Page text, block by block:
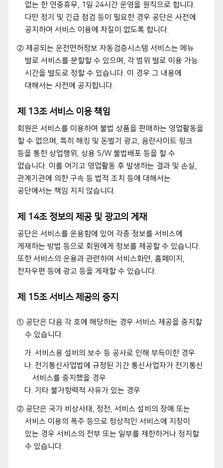
없는 한 연중휴무, 1일 24시간 운영을 원칙으로 합니다.
다만 정기 및 긴급 점검 등이 필요한 경우 공단은 사전에
공지하여 서비스 이용에 차질이 없도록 합니다.
② 제공되는 운전면허정보 자동검증시스템 서비스는 메뉴
별로 서비스를 분할할 수 있으며, 각 범위 별로 이용 가능
시간을 별도로 정할 수 있습니다. 이 경우 그 내용에
대해서는 사전에 공지합니다.
제 13조 서비스 이용 책임
회원은 서비스를 이용하여 불법 상품을 판매하는 영업활동을
할 수 없으며, 특히 해킹 및 돈벌기 광고, 음란사이트 링크
등을 통한 상업행위, 상용 S/W 불법배포 등을 할 수
없습니다. 이를 어기고 영업활동 후 발생하는 결과 및 손실,
관계기관에 의한 구속 등 법적 조치 등에 대해서는
공단에서는 책임 지지 않습니다.
제 14조 정보의 제공 및 광고의 게재
공단은 서비스를 운용함에 있어 각종 정보를 서비스에
게재하는 방법 등으로 회원에게 정보를 제공할 수 있습니다.
또한 서비스의 운용과 관련하여 서비스화면, 홈페이지,
전자우편 등에 광고 등을 게재할 수 있습니다.
제 15조 서비스 제공의 중지
① 공단은 다음 각 호에 해당하는 경우 서비스 제공을 중지할
수 있습니다.
가. 서비스용 설비의 보수 등 공사로 인해 부득이한 경우
나. 전기통신사업법에 규정된 기간 통신사업자가 전기통신
서비스를 중지했을 경우
다. 기타 불가항력적 사유가 있는 경우
② 공단은 국가 비상사태, 정전, 서비스 설비의 장애 또는
서비스 이용의 폭주 등으로 정상적인 서비스에 지장이
있는 경우 서비스의 전부 또는 일부를 제한하거나 정지할
수 있습니다.